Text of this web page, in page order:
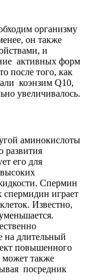
организму
он также
и
активных форм
после того, как
коэнзим Q10,
увеличивалось.
аминокислоты
развития
его для
Спермин
играет
Известно,
на длительный
повышенного
может также
посредник